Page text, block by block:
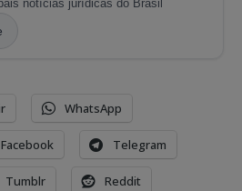
notícias jurídicas do Brasil
WhatsApp
Facebook Telegram
Tumblr Reddit